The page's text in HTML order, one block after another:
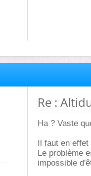
Re :
Ha ? Vaste
Il faut en
Le problème
impossible